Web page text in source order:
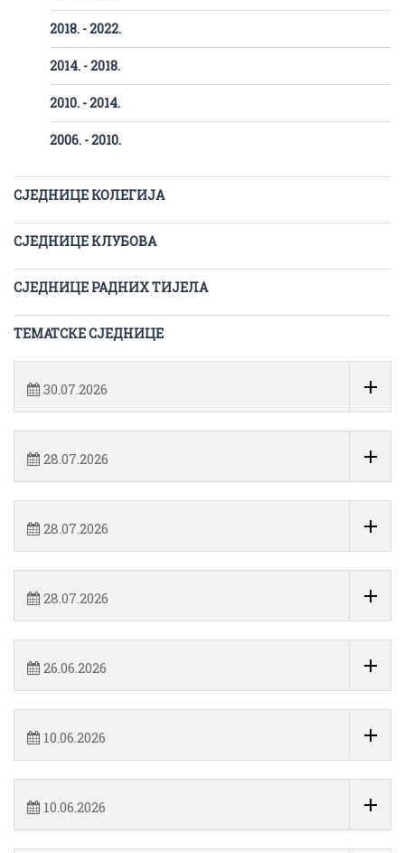
2018. - 2022.
2014. - 2018.
2010. - 2014.
2006. - 2010.
СЈЕДНИЦЕ КОЛЕГИЈА
СЈЕДНИЦЕ КЛУБОВА
СЈЕДНИЦЕ РАДНИХ ТИЈЕЛА
ТЕМАТСКЕ СЈЕДНИЦЕ
30.07.2026
28.07.2026
28.07.2026
28.07.2026
26.06.2026
10.06.2026
10.06.2026